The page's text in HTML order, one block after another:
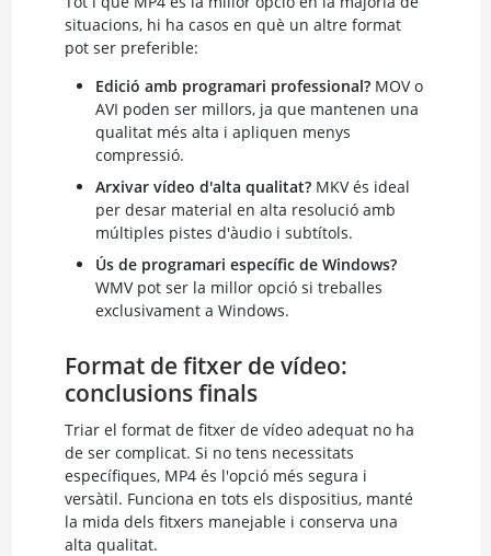
situacions, hi ha casos en què un altre format
pot ser preferible:
Edició amb programari professional?MOV o
AVI poden ser millors, ja que mantenen una
qualitat més alta i apliquen menys
compressió.
Arxivar vídeo d'alta qualitat?MKV és ideal
per desar material en alta resolució amb
múltiples pistes d'àudio i subtítols.
Ús de programari específic de Windows?
WMV pot ser la millor opció si treballes
exclusivament a Windows.
Format de fitxer de vídeo:
conclusions finals
Triar el format de fitxer de vídeo adequat no ha
de ser complicat. Si no tens necessitats
específiques, MP4 és l'opció més segura i
versàtil. Funciona en tots els dispositius, manté
la mida dels fitxers manejable i conserva una
alta qualitat.